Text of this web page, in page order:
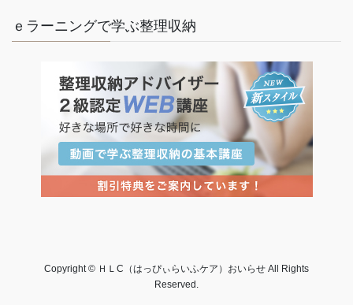
ｅラーニングで学ぶ整理収納
Copyright © ＨＬC（はっぴぃらいふケア）おいらせ All Rights
Reserved.